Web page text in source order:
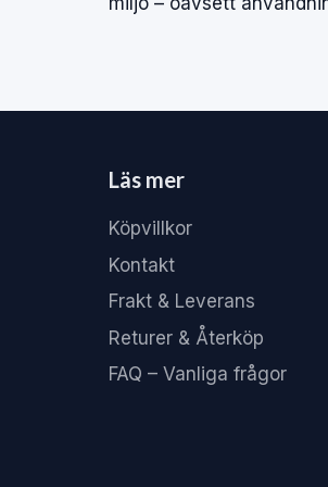
Läs mer
Köpvillkor
Kontakt
Frakt & Leverans
Returer & Återköp
FAQ – Vanliga frågor